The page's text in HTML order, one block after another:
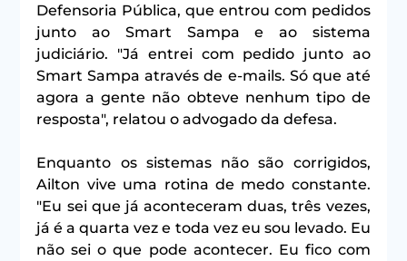
Defensoria Pública, que entrou com pedidos
junto ao Smart Sampa e ao sistema
judiciário. "Já entrei com pedido junto ao
Smart Sampa através de e-mails. Só que até
agora a gente não obteve nenhum tipo de
resposta", relatou o advogado da defesa.
Enquanto os sistemas não são corrigidos,
Ailton vive uma rotina de medo constante.
"Eu sei que já aconteceram duas, três vezes,
já é a quarta vez e toda vez eu sou levado. Eu
não sei o que pode acontecer. Eu fico com